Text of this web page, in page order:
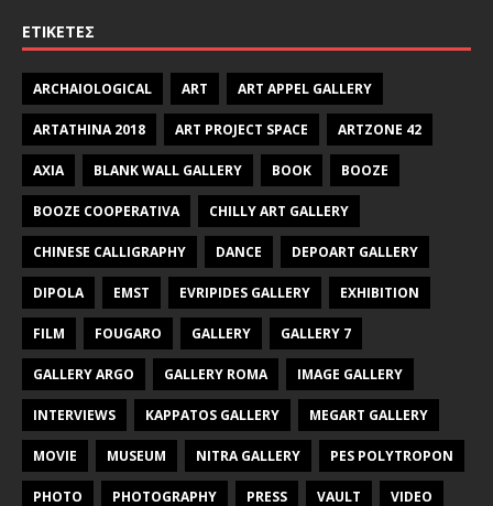
ΕΤΙΚΈΤΕΣ
ARCHAIOLOGICAL ART ART APPEL GALLERY
ARTATHINA 2018 ART PROJECT SPACE ARTZONE 42
AXIA BLANK WALL GALLERY BOOK BOOZE
BOOZE COOPERATIVA CHILLY ART GALLERY
CHINESE CALLIGRAPHY DANCE DEPOART GALLERY
DIPOLA EMST EVRIPIDES GALLERY EXHIBITION
FILM FOUGARO GALLERY GALLERY 7
GALLERY ARGO GALLERY ROMA IMAGE GALLERY
INTERVIEWS KAPPATOS GALLERY MEGART GALLERY
MOVIE MUSEUM NITRA GALLERY PES POLYTROPON
PHOTO PHOTOGRAPHY PRESS VAULT VIDEO